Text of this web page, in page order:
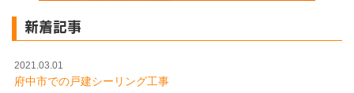
新着記事
2021.03.01
府中市での戸建シーリング工事